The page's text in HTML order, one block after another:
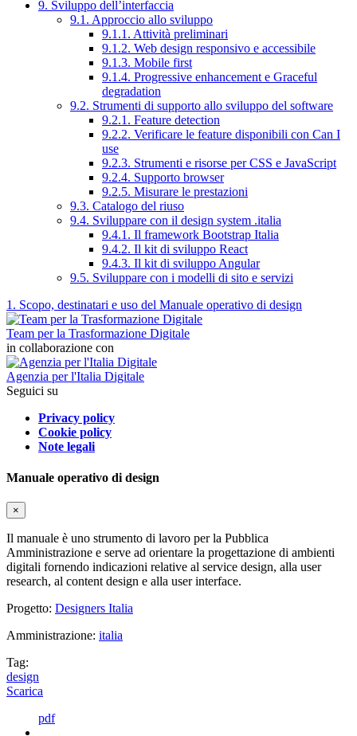
9. Sviluppo dell’interfaccia
9.1. Approccio allo sviluppo
9.1.1. Attività preliminari
9.1.2. Web design responsivo e accessibile
9.1.3. Mobile first
9.1.4. Progressive enhancement e Graceful
degradation
9.2. Strumenti di supporto allo sviluppo del software
9.2.1. Feature detection
9.2.2. Verificare le feature disponibili con Can I
use
9.2.3. Strumenti e risorse per CSS e JavaScript
9.2.4. Supporto browser
9.2.5. Misurare le prestazioni
9.3. Catalogo del riuso
9.4. Sviluppare con il design system .italia
9.4.1. Il framework Bootstrap Italia
9.4.2. Il kit di sviluppo React
9.4.3. Il kit di sviluppo Angular
9.5. Sviluppare con i modelli di sito e servizi
1. Scopo, destinatari e uso del Manuale operativo di design
Team per la Trasformazione Digitale
in collaborazione con
Agenzia per l'Italia Digitale
Seguici su
Privacy policy
Cookie policy
Note legali
Manuale operativo di design
×
Il manuale è uno strumento di lavoro per la Pubblica
Amministrazione e serve ad orientare la progettazione di ambienti
digitali fornendo indicazioni relative al service design, alla user
research, al content design e alla user interface.
Progetto: Designers Italia
Amministrazione: italia
Tag:
design
Scarica
pdf